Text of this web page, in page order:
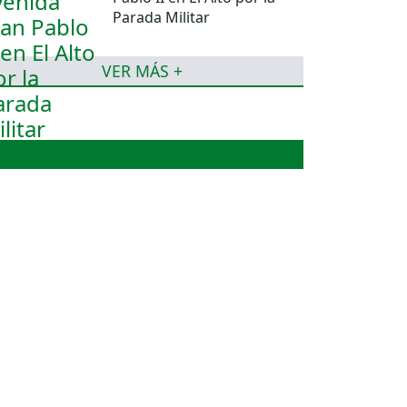
Parada Militar
VER MÁS +